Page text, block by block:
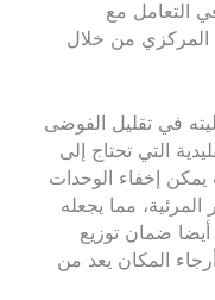
التعامل مع
المركزي من خلال
في تقليل الفوضى
التي تحتاج إلى
يمكن إخفاء الوحدات
مما يجعله
أيضا ضمان توزيع
المكان يعد من